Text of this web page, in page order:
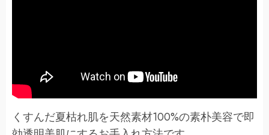
くすんだ夏枯れ肌を天然素材100%の素朴美容で即